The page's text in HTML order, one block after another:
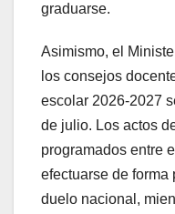
graduarse.
Asimismo, el
los consejos
escolar 2026-2027
de julio. Los actos
programados entre
efectuarse de forma
duelo nacional,